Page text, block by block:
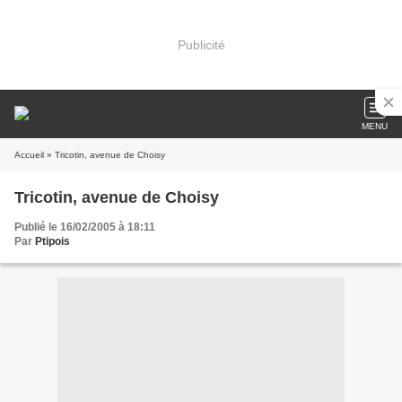
Publicité
MENU
Accueil » Tricotin, avenue de Choisy
Tricotin, avenue de Choisy
Publié le 16/02/2005 à 18:11
Par Ptipois